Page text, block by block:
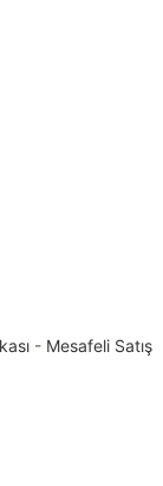
- Mesafeli Satış